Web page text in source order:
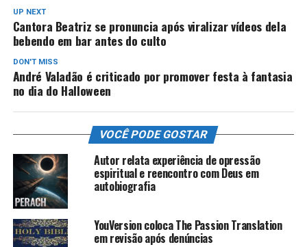
UP NEXT
Cantora Beatriz se pronuncia após viralizar vídeos dela
bebendo em bar antes do culto
DON'T MISS
André Valadão é criticado por promover festa à fantasia
no dia do Halloween
VOCÊ PODE GOSTAR
Autor relata experiência de opressão
espiritual e reencontro com Deus em
autobiografia
YouVersion coloca The Passion Translation
em revisão após denúncias